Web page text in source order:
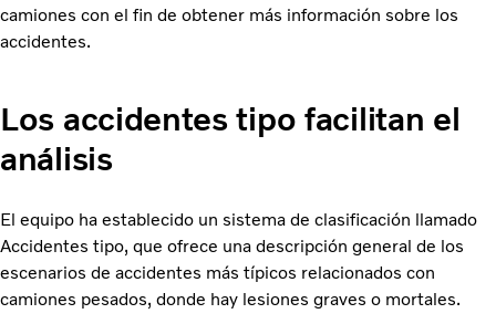
camiones con el fin de obtener más información sobre los
accidentes.
Los accidentes tipo facilitan el
análisis
El equipo ha establecido un sistema de clasificación llamado
Accidentes tipo, que ofrece una descripción general de los
escenarios de accidentes más típicos relacionados con
camiones pesados, donde hay lesiones graves o mortales.